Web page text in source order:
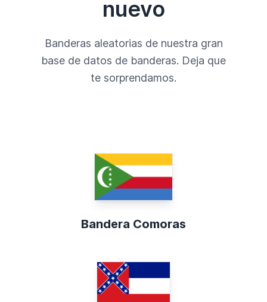
nuevo
Banderas aleatorias de nuestra gran
base de datos de banderas. Deja que
te sorprendamos.
Bandera Comoras